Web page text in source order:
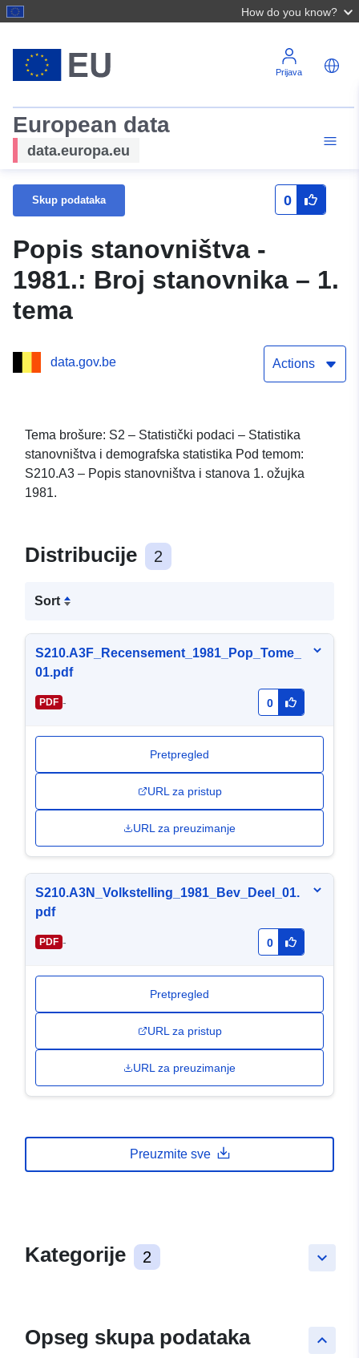
How do you know?
Prijava
European data
data.europa.eu
Skup podataka 0
Popis stanovništva -
1981.: Broj stanovnika – 1.
tema
data.gov.be Actions
Tema brošure: S2 – Statistički podaci – Statistika
stanovništva i demografska statistika Pod temom:
S210.A3 – Popis stanovništva i stanova 1. ožujka
1981.
Distribucije 2
Sort
S210.A3F_Recensement_1981_Pop_Tome_
01.pdf
PDF - 0
Pretpregled
URL za pristup
URL za preuzimanje
S210.A3N_Volkstelling_1981_Bev_Deel_01.
pdf
PDF - 0
Pretpregled
URL za pristup
URL za preuzimanje
Preuzmite sve
keyboard_arrow_down
Kategorije 2
keyboard_arrow_up
Opseg skupa podataka